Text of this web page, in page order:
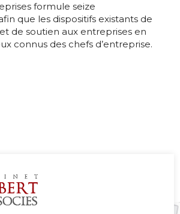
formule seize
que les dispositifs existants de
de soutien aux entreprises en
connus des chefs d’entreprise.